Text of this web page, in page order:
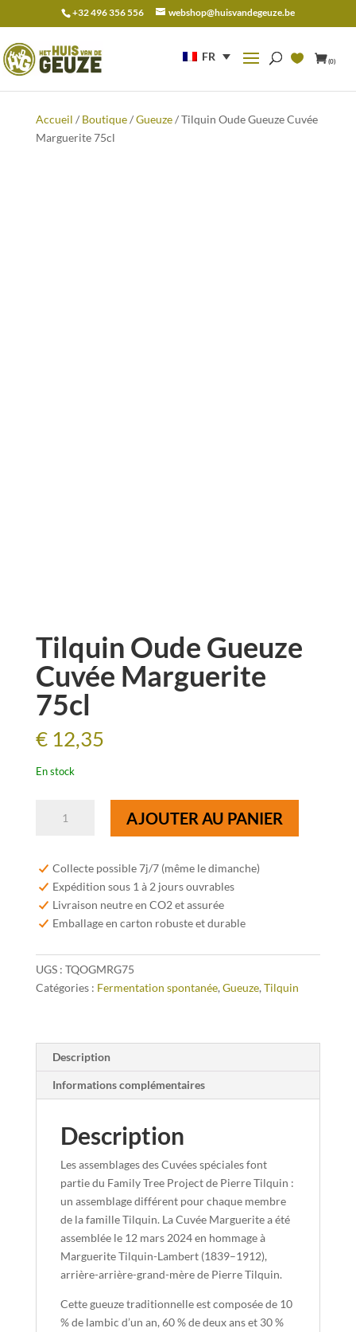
+32 496 356 556 webshop@huisvandegeuze.be
FR (0)
pour :
Accueil / Boutique/Gueuze/ Tilquin Oude Gueuze Cuvée
Marguerite 75cl
Tilquin Oude Gueuze
Cuvée Marguerite
75cl
€12,35
En stock
Oude
Gueuze
Cuvée
Marguerite
AJOUTER AU PANIER
Collecte possible 7j/7 (même le dimanche)
Expédition sous 1 à 2 jours ouvrables
Livraison neutre en CO2 et assurée
Emballage en carton robuste et durable
UGS : TQOGMRG75
Catégories : Fermentation spontanée, Gueuze, Tilquin
Description
Informations complémentaires
Description
Les assemblages des Cuvées spéciales font
partie du Family Tree Project de Pierre Tilquin :
un assemblage différent pour chaque membre
de la famille Tilquin. LaCuvée Margueritea été
assemblée le 12 mars 2024 en hommage à
Marguerite Tilquin-Lambert(1839–1912),
arrière-arrière-grand-mère de Pierre Tilquin.
Cette gueuze traditionnelle est composée de 10
% de lambic d’un an, 60 % de deux anset 30 %